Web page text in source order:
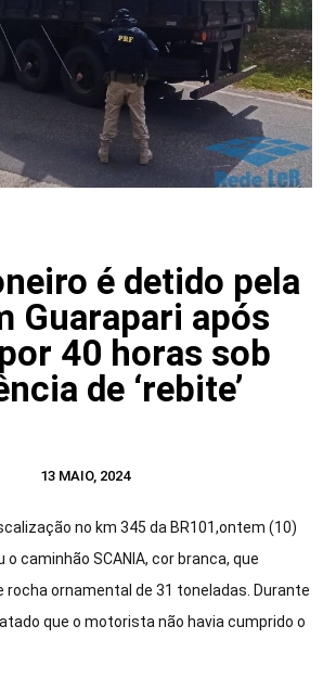
é detido pela
Guarapari após
40 horas sob
de ‘rebite’
13 MAIO, 2024
no km 345 da BR101,ontem (10)
o caminhão SCANIA, cor branca, que
ornamental de 31 toneladas. Durante
que o motorista não havia cumprido o